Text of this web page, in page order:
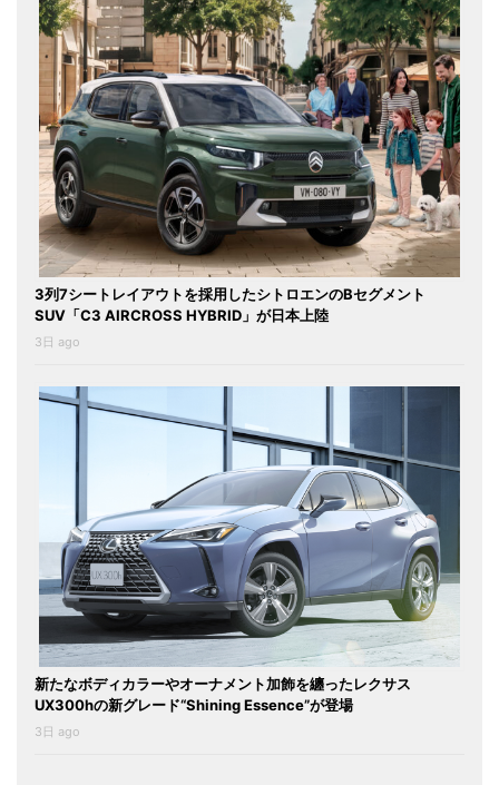
3列7シートレイアウトを採用したシトロエンのBセグメント
SUV「C3 AIRCROSS HYBRID」が日本上陸
3日 ago
新たなボディカラーやオーナメント加飾を纏ったレクサス
UX300hの新グレード“Shining Essence”が登場
3日 ago